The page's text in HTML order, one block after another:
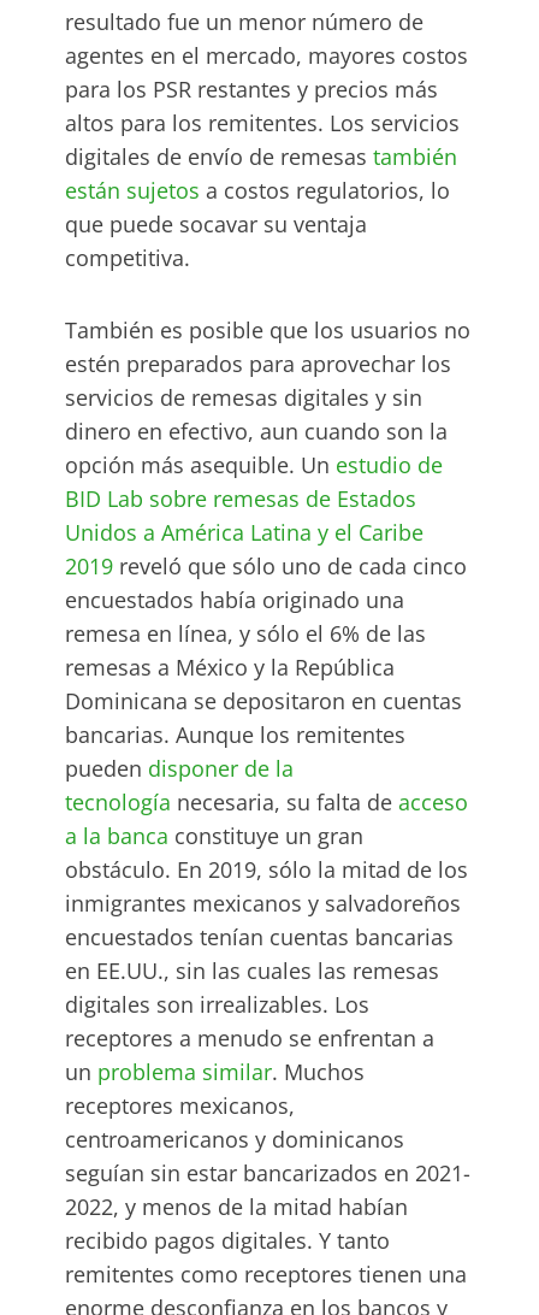
resultado fue un menor número de
agentes en el mercado, mayores costos
para los PSR restantes y precios más
altos para los remitentes. Los servicios
digitales de envío de remesas también
están sujetos a costos regulatorios, lo
que puede socavar su ventaja
competitiva.
También es posible que los usuarios no
estén preparados para aprovechar los
servicios de remesas digitales y sin
dinero en efectivo, aun cuando son la
opción más asequible. Un estudio de
BID Lab sobre remesas de Estados
Unidos a América Latina y el Caribe
2019 reveló que sólo uno de cada cinco
encuestados había originado una
remesa en línea, y sólo el 6% de las
remesas a México y la República
Dominicana se depositaron en cuentas
bancarias. Aunque los remitentes
pueden disponer de la
tecnología necesaria, su falta de acceso
a la banca constituye un gran
obstáculo. En 2019, sólo la mitad de los
inmigrantes mexicanos y salvadoreños
encuestados tenían cuentas bancarias
en EE.UU., sin las cuales las remesas
digitales son irrealizables. Los
receptores a menudo se enfrentan a
un problema similar. Muchos
receptores mexicanos,
centroamericanos y dominicanos
seguían sin estar bancarizados en 2021-
2022, y menos de la mitad habían
recibido pagos digitales. Y tanto
remitentes como receptores tienen una
enorme desconfianza en los bancos y